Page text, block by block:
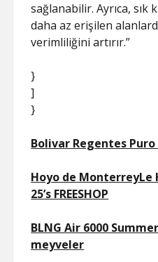
sağlanabilir. Ayrıca, sık
daha az erişilen
verimliliğini artırır.”
}
]
}
Bolivar Regentes Puro
Hoyo de MonterreyLe
25’s FREESHOP
BLNG Air 6000
meyveler